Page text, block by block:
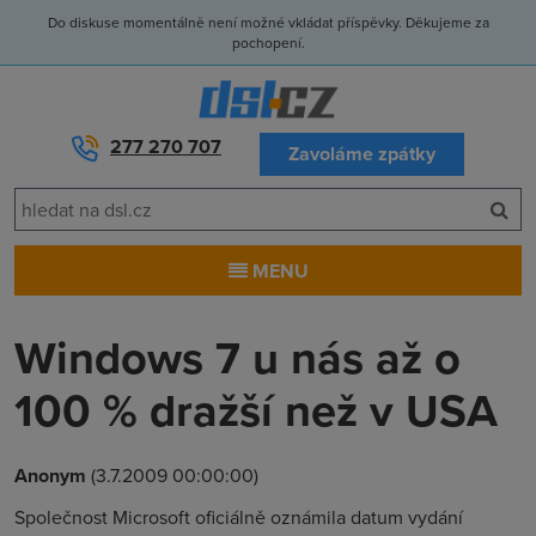
Do diskuse momentálně není možné vkládat příspěvky. Děkujeme za
pochopení.
277 270 707 Zavoláme zpátky
MENU
Windows 7 u nás až o
100 % dražší než v USA
Anonym (3.7.2009 00:00:00)
Společnost Microsoft oficiálně oznámila datum vydání